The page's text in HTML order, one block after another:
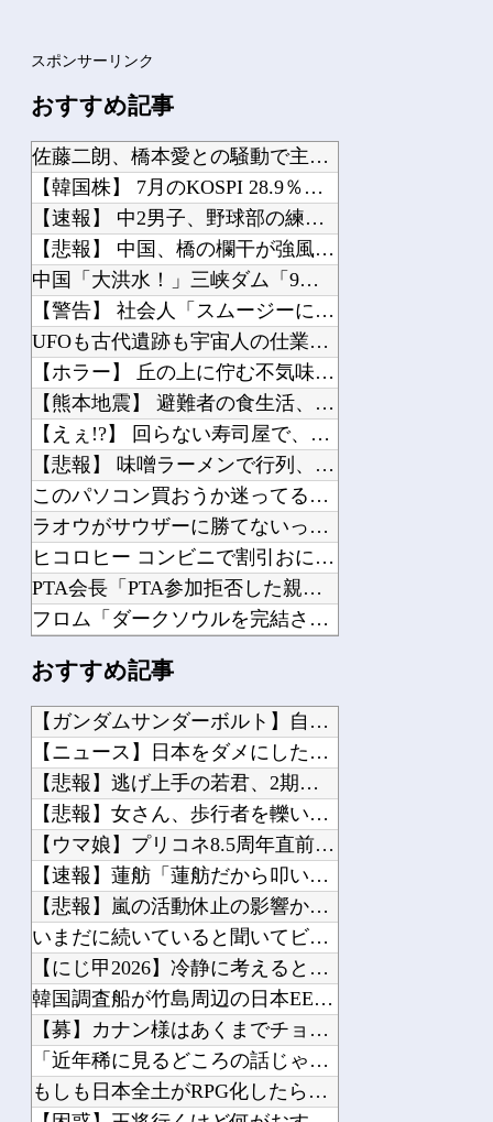
スポンサーリンク
おすすめ記事
佐藤二朗、橋本愛との騒動で主演映画が完全白紙へｗｗｗｗｗ
【韓国株】 7月のKOSPI 28.9％下落…通貨危機を超える過去最大の下げ幅
【速報】 中2男子、野球部の練習中に頭部を強打しCT検査→70代医師「問題ないで...
【悲報】 中国、橋の欄干が強風一発で粉々に 鉄筋ゼロ 当局「接着剤でくっつけただ...
中国「大洪水！」三峡ダム「9門開放！（全力放流」中国都市「三峡沿線の道路水没」中...
【警告】 社会人「スムージーにキウイ皮ごと入れよ。これ美容にいいんだよね〜」→ ...
UFOも古代遺跡も宇宙人の仕業なのか、人間の英知なのか？ 宇宙・超古代文明傑作7...
【ホラー】 丘の上に佇む不気味すぎる廃墟に行ってみた結果
【熊本地震】 避難者の食生活、改善急務…調理できず「パン飽き飽き」断水なお３万戸...
【えぇ!?】 回らない寿司屋で、彼氏が寿司に “醤油” つけてた→私「は？30に...
【悲報】 味噌ラーメンで行列、出来ない
このパソコン買おうか迷ってるから背中を刺してくれｗｗｗ
ラオウがサウザーに勝てないって信じられないんだが…
ヒコロヒー コンビニで割引おにぎりは〝絶対買わない〟理由
PTA会長「PTA参加拒否した親へ最終警告。こうなってもいい？」
フロム「ダークソウルを完結させるでー！」←おおええやん
メトロイドプライム4 新品が2999円に…
【ウルトラマン】 中国のファンが作ったウルトラ問題児一覧ｗｗｗｗｗ
【シンデレラ】 佐久間まゆをイメージした超スペシャルなネックレスが登場する件につ...
【ダークギャザリング】 人格者たちか？
【エヴァンゲリオン】 ロボ道「エヴァンゲリオン弐号機（TVシリーズVer.）」ア...
【ガンプラ】 PGU νガンダム、4割引きの店舗が現れる…安いけど置く場所が…
Powered by livedoor 相互RSS
おすすめ記事
【ガンダムサンダーボルト】自分から手足を切り落すなんて…他
【ニュース】日本をダメにした総理大臣、ワースト１位が同点でこ...
【悲報】逃げ上手の若君、2期放映中なのに全く話題にならない他
【悲報】女さん、歩行者を轢いた挙句、道路に倒れてどえらいこと...
【ウマ娘】プリコネ8.5周年直前生放送にて、プリコネ×ウマ娘...
【速報】蓮舫「蓮舫だから叩いて良いという報道」 ネット「高市...
【悲報】嵐の活動休止の影響か…相葉雅紀のレコメンが9月いっぱ...
いまだに続いていると聞いてビビる漫画「ながされて藍蘭島」「咲...
【にじ甲2026】冷静に考えるとなんだこのえっっっな格好は…...
韓国調査船が竹島周辺の日本EEZ内で調査か、ワイヤのようなも...
【募】カナン様はあくまでチョロいでエッチしたいキャラ【画像】...
「近年稀に見るどころの話じゃないぞ」と台風15号の予想進路に...
もしも日本全土がRPG化したらを考えるスレ他